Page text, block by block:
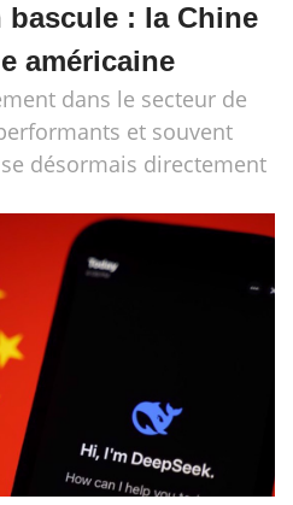
bascule : la Chine
américaine
dans le secteur de
et souvent
désormais directement